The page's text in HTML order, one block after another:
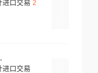
进口交易 2
进口交易